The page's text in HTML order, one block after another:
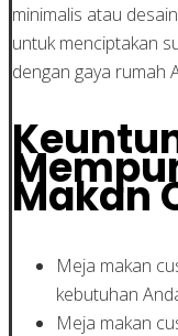
minimalis atau
untuk menciptakan
dengan gaya rumah
Makan
Meja makan
kebutuhan
Meja makan